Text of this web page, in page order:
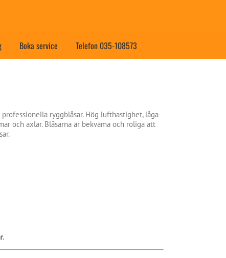
Boka service Telefon 035-108573
ryggblåsar. Hög lufthastighet, låga
och axlar. Blåsarna är bekväma och roliga att